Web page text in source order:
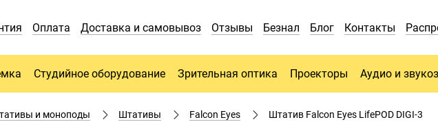
Оплата Доставка и самовывоз Отзывы Безнал Блог Контакты
Студийное оборудование Зрительная оптика Проекторы Аудио и
и моноподы Штативы Falcon Eyes Штатив Falcon Eyes LifePOD DIGI-3